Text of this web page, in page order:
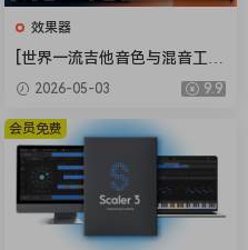
Mark Donahue of
of this amazing
Concert D is the
family. This American
long sustain, which is
decay, some of the
Also included are
soft pedal samples, and
效果器
[世界一流吉他音色与混音工具
全套合集] STL Tones Bundle
v2026.04 [WiN, MacOSX]（1.
48GB+3.34GB）
2026-05-03 9.9
会员免费